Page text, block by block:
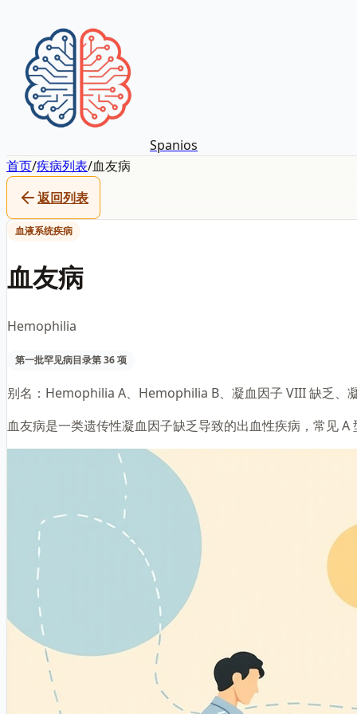
Spanios
首页/疾病列表/血友病
返回列表
血液系统疾病
血友病
Hemophilia
第一批罕见病目录第 36 项
别名： Hemophilia A、Hemophilia B、凝血因子 VIII 缺乏、
血友病是一类遗传性凝血因子缺乏导致的出血性疾病，常见